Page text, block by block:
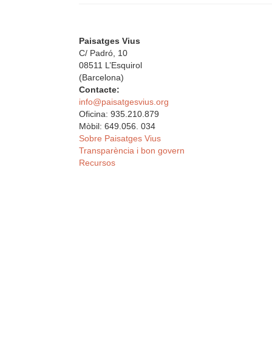
Paisatges Vius
C/ Padró, 10
08511 L’Esquirol
(Barcelona)
Contacte:
info@paisatgesvius.org
Oficina: 935.210.879
Mòbil: 649.056. 034
Sobre Paisatges Vius
Transparència i bon govern
Recursos